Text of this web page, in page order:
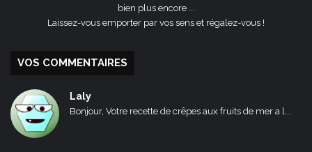
bien plus encore ...
Laissez-vous emporter par vos sens et régalez-vous !
VOS COMMENTAIRES
Laly
Bonjour, Votre recette de crêpes aux fruits de mer a l...